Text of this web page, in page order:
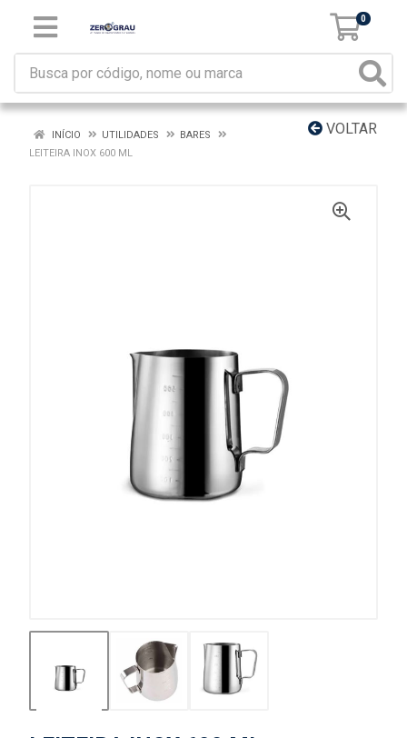
0
VOLTAR
INÍCIO UTILIDADES
BARES
LEITEIRA INOX 600 ML